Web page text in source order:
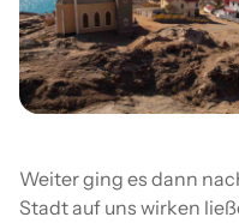
Weiter ging es dann
Stadt auf uns wirken